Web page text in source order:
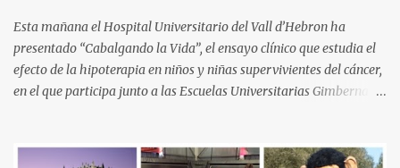
Esta mañana el Hospital Universitario del Vall d’Hebron ha
presentado “Cabalgando la Vida”, el ensayo clínico que estudia el
efecto de la hipoterapia en niños y niñas supervivientes del cáncer,
en el que participa junto a las Escuelas Universitarias Gimbernat,
presencia de Emilio Zegrí, presidente de la Fundación RCPB; la Dra.